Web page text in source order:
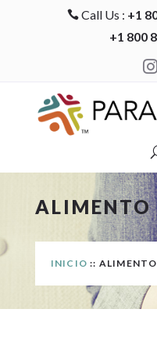
 Call Us : +1
+1 800

INICIO ::